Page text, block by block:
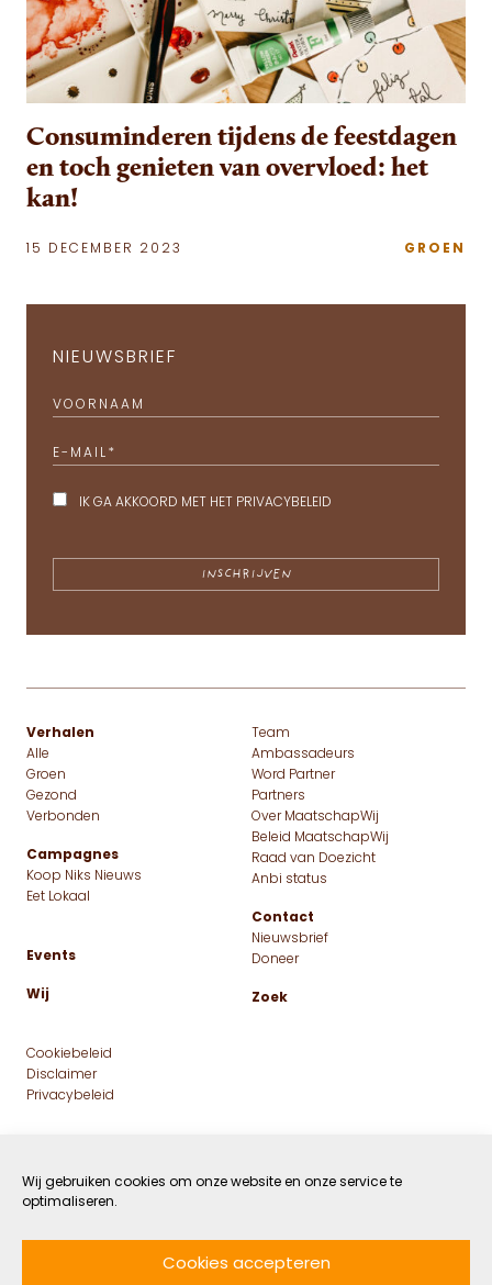
Wij gebruiken cookies om onze website en onze service te
optimaliseren.
Cookies accepteren
Consuminderen tijdens de feestdagen
en toch genieten van overvloed: het
kan!
15 DECEMBER 2023 GROEN
NIEUWSBRIEF
VOORNAAM
E-MAIL *
IK GA AKKOORD MET HET PRIVACYBELEID
Dít zijn de meest duurzame,
sociale en vooral leukste
12 NOVEMBER 2021
DOOR FLEUR AKERSLOOT LEESTIJD: 9 MIN